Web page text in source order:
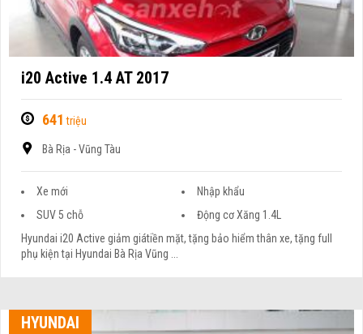
i20 Active 1.4 AT 2017
641 triệu
Bà Rịa - Vũng Tàu
Xe mới
Nhập khẩu
SUV 5 chỗ
Động cơ Xăng 1.4L
Hyundai i20 Active giảm giátiền mặt, tặng bảo hiểm thân xe, tặng full
phụ kiện tại Hyundai Bà Rịa Vũng ...
HYUNDAI